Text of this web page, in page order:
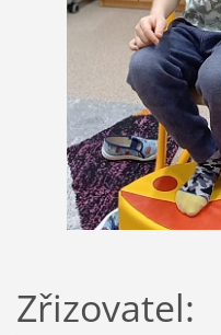
Zřizovatel: